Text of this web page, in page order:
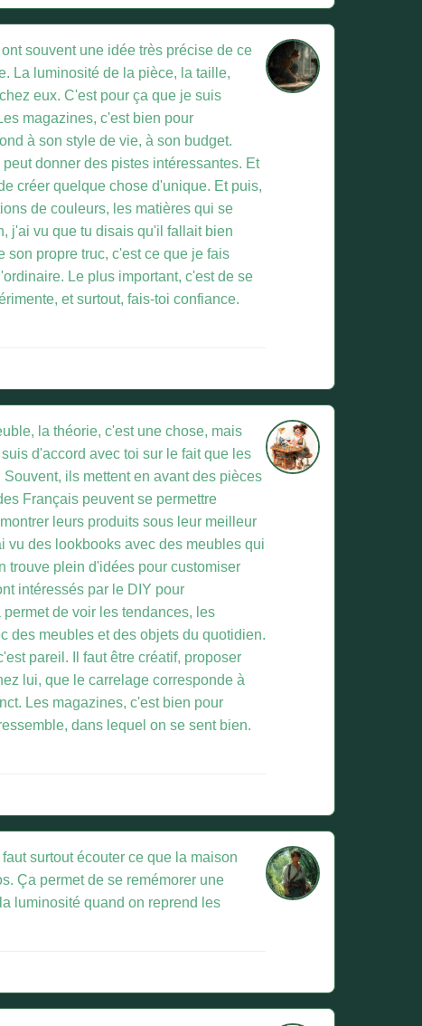
souvent une idée très précise de ce
La luminosité de la pièce, la taille,
eux. C'est pour ça que je suis
magazines, c'est bien pour
à son style de vie, à son budget.
donner des pistes intéressantes. Et
créer quelque chose d'unique. Et puis,
de couleurs, les matières qui se
j'ai vu que tu disais qu'il fallait bien
son propre truc, c'est ce que je fais
Le plus important, c'est de se
et surtout, fais-toi confiance.
la théorie, c'est une chose, mais
d'accord avec toi sur le fait que les
ils mettent en avant des pièces
Français peuvent se permettre
leurs produits sous leur meilleur
vu des lookbooks avec des meubles qui
trouve plein d'idées pour customiser
intéressés par le DIY pour
de voir les tendances, les
des meubles et des objets du quotidien.
pareil. Il faut être créatif, proposer
lui, que le carrelage corresponde à
Les magazines, c'est bien pour
dans lequel on se sent bien.
surtout écouter ce que la maison
Ça permet de se remémorer une
luminosité quand on reprend les